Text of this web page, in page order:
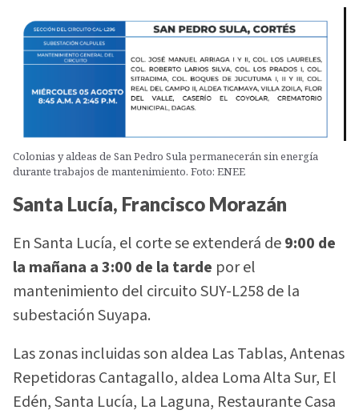
Colonias y aldeas de San Pedro Sula permanecerán sin energía
durante trabajos de mantenimiento. Foto: ENEE
Santa Lucía, Francisco Morazán
En Santa Lucía, el corte se extenderá de9:00 de
la mañana a 3:00 de la tarde por el
mantenimiento del circuito SUY-L258 de la
subestación Suyapa.
Las zonas incluidas son aldea Las Tablas, Antenas
Repetidoras Cantagallo, aldea Loma Alta Sur, El
Edén, Santa Lucía, La Laguna, Restaurante Casa